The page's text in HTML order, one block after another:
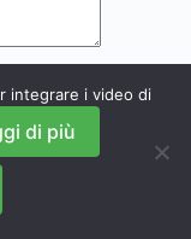
integrare i video di
di più